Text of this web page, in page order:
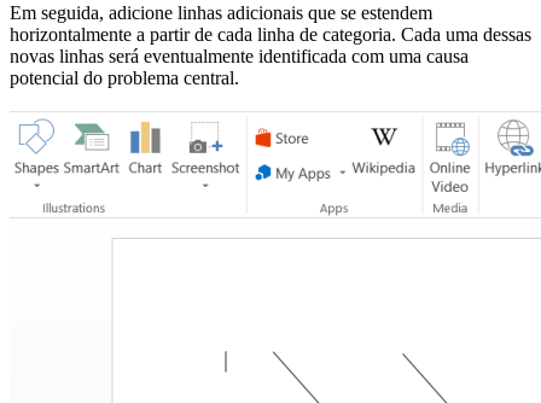
Em seguida, adicione linhas adicionais que se estendem
horizontalmente a partir de cada linha de categoria. Cada uma dessas
novas linhas será eventualmente identificada com uma causa
potencial do problema central.